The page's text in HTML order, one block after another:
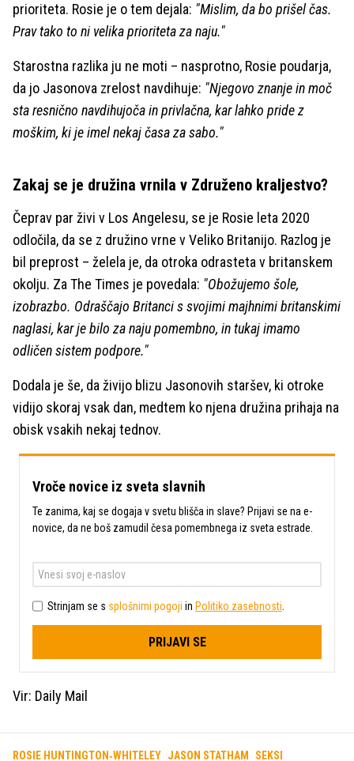
prioriteta. Rosie je o tem dejala: "Mislim, da bo prišel čas.
Prav tako to ni velika prioriteta za naju."
Starostna razlika ju ne moti – nasprotno, Rosie poudarja,
da jo Jasonova zrelost navdihuje: "Njegovo znanje in moč
sta resnično navdihujoča in privlačna, kar lahko pride z
moškim, ki je imel nekaj časa za sabo."
Zakaj se je družina vrnila v Združeno kraljestvo?
Čeprav par živi v Los Angelesu, se je Rosie leta 2020
odločila, da se z družino vrne v Veliko Britanijo. Razlog je
bil preprost – želela je, da otroka odrasteta v britanskem
okolju. Za The Times je povedala: "Obožujemo šole,
izobrazbo. Odraščajo Britanci s svojimi majhnimi britanskimi
naglasi, kar je bilo za naju pomembno, in tukaj imamo
odličen sistem podpore."
Dodala je še, da živijo blizu Jasonovih staršev, ki otroke
vidijo skoraj vsak dan, medtem ko njena družina prihaja na
obisk vsakih nekaj tednov.
Vroče novice iz sveta slavnih
Te zanima, kaj se dogaja v svetu blišča in slave? Prijavi se na e-
novice, da ne boš zamudil česa pomembnega iz sveta estrade.
Strinjam se s splošnimi pogoji in Politiko zasebnosti
PRIJAVI SE
Vir: Daily Mail
ROSIE HUNTINGTON‑WHITELEY JASON STATHAM SEKSI